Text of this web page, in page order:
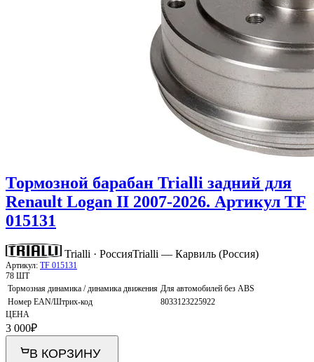
Тормозной барабан Trialli задний для
Renault Logan II 2007-2026. Артикул TF
015131
Trialli · РоссияTrialli — Карвиль (Россия)
Артикул: TF 015131
78 ШТ
Тормозная динамика / динамика движения Для автомобилей без ABS
Номер EAN/Штрих-код
8033123225922
ЦЕНА
3 000₽
В КОРЗИНУ